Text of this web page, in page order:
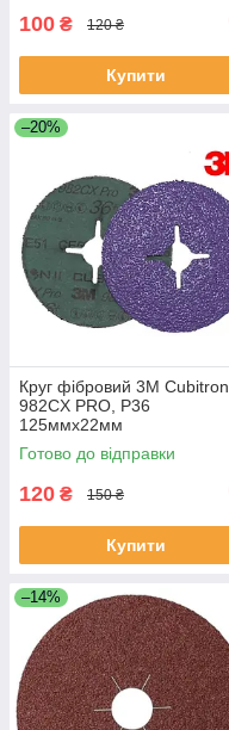
100 ₴ 120 ₴
Купити
–20%
Круг фібровий 3М Cubitron
982CX PRO, P36
125ммх22мм
Готово до відправки
120 ₴ 150 ₴
Купити
–14%